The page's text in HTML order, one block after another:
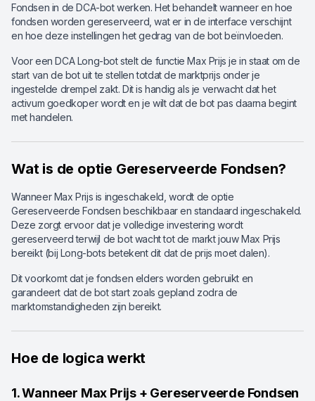
Fondsen in de DCA-bot werken. Het behandelt wanneer en hoe
fondsen worden gereserveerd, wat er in de interface verschijnt
en hoe deze instellingen het gedrag van de bot beïnvloeden.
Voor een DCA Long-bot stelt de functie Max Prijs je in staat om de
start van de bot uit te stellen totdat de marktprijs onder je
ingestelde drempel zakt. Dit is handig als je verwacht dat het
activum goedkoper wordt en je wilt dat de bot pas daarna begint
met handelen.
Wat is de optie Gereserveerde Fondsen?
Wanneer Max Prijs is ingeschakeld, wordt de optie
Gereserveerde Fondsen beschikbaar en standaard ingeschakeld.
Deze zorgt ervoor dat je volledige investering wordt
gereserveerd terwijl de bot wacht tot de markt jouw Max Prijs
bereikt (bij Long-bots betekent dit dat de prijs moet dalen).
Dit voorkomt dat je fondsen elders worden gebruikt en
garandeert dat de bot start zoals gepland zodra de
marktomstandigheden zijn bereikt.
Hoe de logica werkt
1. Wanneer Max Prijs + Gereserveerde Fondsen